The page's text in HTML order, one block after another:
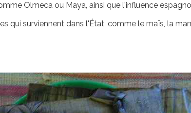
Olmeca ou Maya, ainsi que l'influence
qui surviennent dans l'État, comme le maïs, la